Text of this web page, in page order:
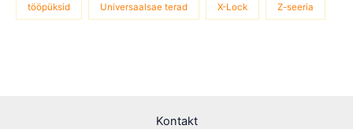
tööpüksid Universaalsae terad X-Lock Z-seeria
Kontakt